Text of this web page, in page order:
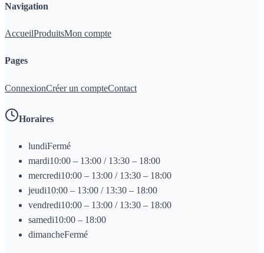
Navigation
AccueilProduitsMon compte
Pages
ConnexionCréer un compteContact
Horaires
lundiFermé
mardi10:00 – 13:00 / 13:30 – 18:00
mercredi10:00 – 13:00 / 13:30 – 18:00
jeudi10:00 – 13:00 / 13:30 – 18:00
vendredi10:00 – 13:00 / 13:30 – 18:00
samedi10:00 – 18:00
dimancheFermé